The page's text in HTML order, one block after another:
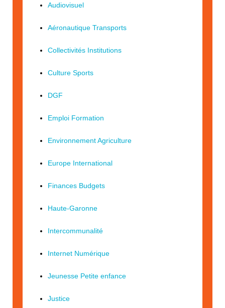
Audiovisuel
Aéronautique Transports
Collectivités Institutions
Culture Sports
DGF
Emploi Formation
Environnement Agriculture
Europe International
Finances Budgets
Haute-Garonne
Intercommunalité
Internet Numérique
Jeunesse Petite enfance
Justice